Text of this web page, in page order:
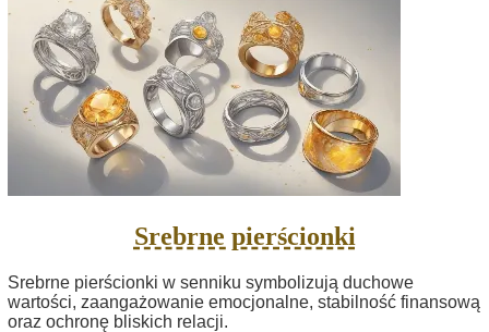
Srebrne pierścionki
Srebrne pierścionki w senniku symbolizują duchowe
wartości, zaangażowanie emocjonalne, stabilność finansową
oraz ochronę bliskich relacji.